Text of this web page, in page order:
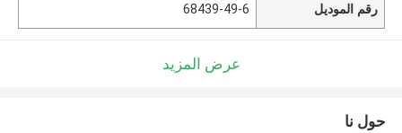
رقم الموديل 68439-49-6
عرض المزيد
حول نا